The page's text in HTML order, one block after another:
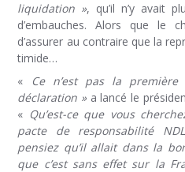
liquidation », qu’il n’y avait
d’embauches. Alors que le
d’assurer au contraire que la
timide…
«
Ce n’est pas la
déclaration »a lancé le
« Qu’est-ce que vous
pacte de responsabilité
pensiez qu’il allait dans la
que c’est sans effet sur la